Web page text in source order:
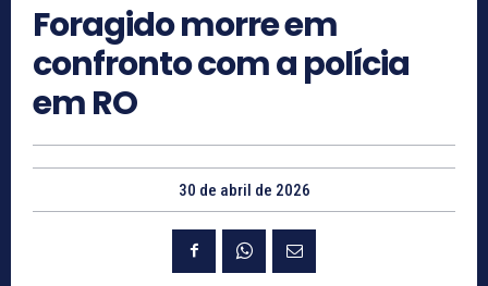
Foragido morre em
confronto com a polícia
em RO
30 de abril de 2026